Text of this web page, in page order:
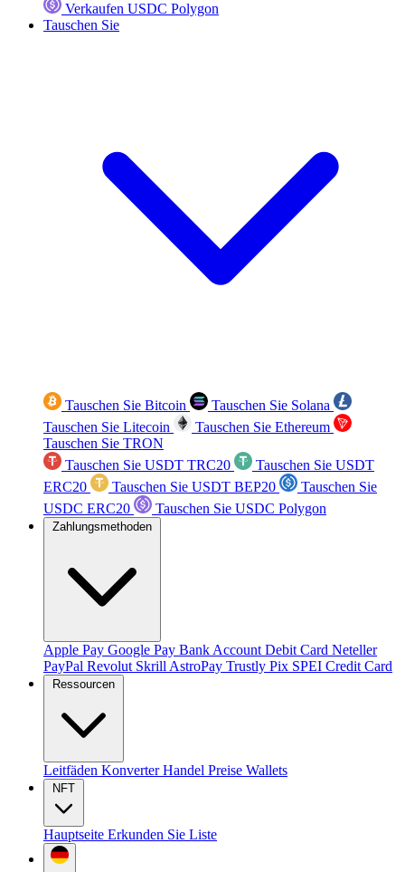
Verkaufen USDC Polygon
Tauschen Sie
Tauschen Sie Bitcoin
Tauschen Sie Solana
Tauschen Sie Litecoin
Tauschen Sie Ethereum
Tauschen Sie TRON
Tauschen Sie USDT TRC20
Tauschen Sie USDT
ERC20
Tauschen Sie USDT BEP20
Tauschen Sie
USDC ERC20
Tauschen Sie USDC Polygon
Zahlungsmethoden
Apple Pay Google Pay Bank Account Debit Card Neteller
PayPal Revolut Skrill AstroPay Trustly Pix SPEI Credit Card
Ressourcen
Leitfäden KonverterHandel Preise Wallets
NFT
Hauptseite Erkunden Sie Liste